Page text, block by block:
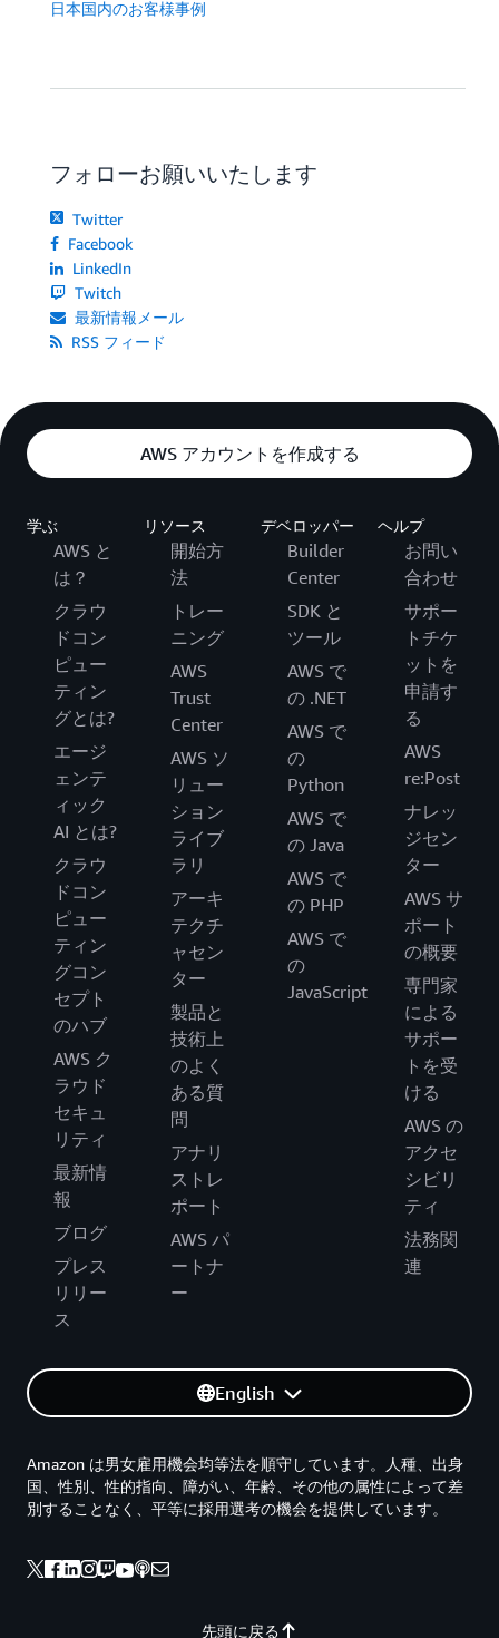
日本国内のお客様事例
フォローお願いいたします
Twitter
Facebook
LinkedIn
Twitch
最新情報メール
RSS フィード
AWS アカウントを作成する
学ぶ
AWS と
は？
クラウ
ドコン
ピュー
ティン
グとは?
エージ
ェンテ
ィック
AI とは?
クラウ
ドコン
ピュー
ティン
グコン
セプト
のハブ
AWS ク
ラウド
セキュ
リティ
最新情
報
ブログ
プレス
リリー
ス
リソース
開始方
法
トレー
ニング
AWS
Trust
Center
AWS ソ
リュー
ション
ライブ
ラリ
アーキ
テクチ
ャセン
ター
製品と
技術上
のよく
ある質
問
アナリ
ストレ
ポート
AWS パ
ートナ
ー
デベロッパー
Builder
Center
SDK と
ツール
AWS で
の .NET
AWS で
の
Python
AWS で
の Java
AWS で
の PHP
AWS で
の
JavaScript
ヘルプ
お問い
合わせ
サポー
トチケ
ットを
申請す
る
AWS
re:Post
ナレッ
ジセン
ター
AWS サ
ポート
の概要
専門家
による
サポー
トを受
ける
AWS の
アクセ
シビリ
ティ
法務関
連
English
先頭に戻る
Amazon は男女雇用機会均等法を順守しています。人種、出身
国、性別、性的指向、障がい、年齢、その他の属性によって差
別することなく、平等に採用選考の機会を提供しています。